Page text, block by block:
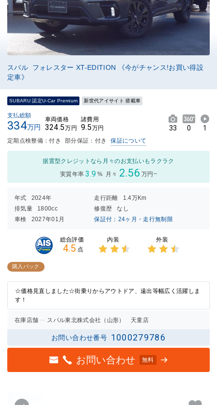
スバル フォレスター XT-EDITION 《今がチャンス!お買い得設
定車》
SUBARU 認定U-Car Premium 新世代アイサイト 搭載車
支払総額
334万円
車両価格
324.5万円
諸費用
9.5万円 33 0 1
定期点検整備：付き 部分保証：付き 保証について
据置型クレジットなら月々のお支払いもラクラク
実質年率 3.9 % 月々 2.56 万円~
年式 2024年 走行距離
1.4万Km
排気量
1800cc 修復歴
なし
車検
2027年01月 保証付：24ヶ月・走行無制限
総合評価
4.5 点
内装 外装
購入パック
☆価格見直しました☆街乗りからアウトドア、遠出等幅広く活躍しま
す！
在庫店舗 スバル東北株式会社（山形） 天童店
お問い合わせ番号 1000279786
お問い合わせ 無料